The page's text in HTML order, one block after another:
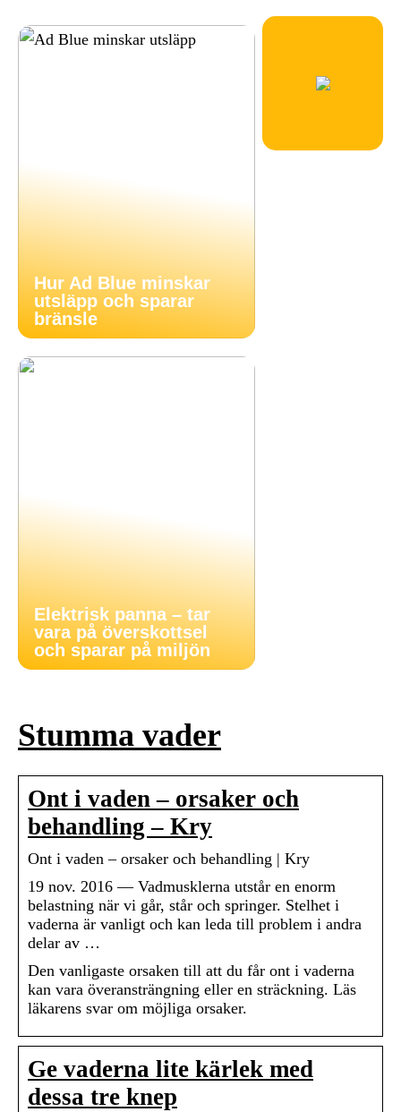
Hur Ad Blue minskar
utsläpp och sparar
bränsle
Elektrisk panna – tar
vara på överskottsel
och sparar på miljön
Stumma vader
Ont i vaden – orsaker och
behandling – Kry
Ont i vaden – orsaker och behandling | Kry
19 nov. 2016 — Vadmusklerna utstår en enorm
belastning när vi går, står och springer. Stelhet i
vaderna är vanligt och kan leda till problem i andra
delar av …
Den vanligaste orsaken till att du får ont i vaderna
kan vara överansträngning eller en sträckning. Läs
läkarens svar om möjliga orsaker.
Ge vaderna lite kärlek med
dessa tre knep